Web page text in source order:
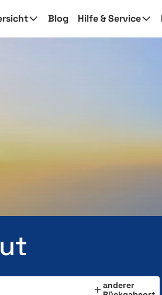
Blog Hilfe & Service
anderer